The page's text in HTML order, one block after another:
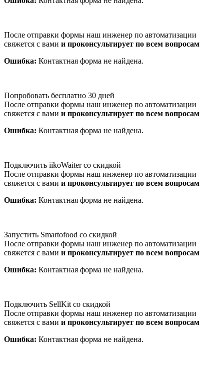
После отправки формы наш инженер по автоматизации
свяжется с вами и проконсультирует по всем вопросам
Ошибка: Контактная форма не найдена.
Попробовать бесплатно 30 дней
После отправки формы наш инженер по автоматизации
свяжется с вами и проконсультирует по всем вопросам
Ошибка: Контактная форма не найдена.
Подключить iikoWaiter со скидкой
После отправки формы наш инженер по автоматизации
свяжется с вами и проконсультирует по всем вопросам
Ошибка: Контактная форма не найдена.
Запустить Smartofood со скидкой
После отправки формы наш инженер по автоматизации
свяжется с вами и проконсультирует по всем вопросам
Ошибка: Контактная форма не найдена.
Подключить SellKit со скидкой
После отправки формы наш инженер по автоматизации
свяжется с вами и проконсультирует по всем вопросам
Ошибка: Контактная форма не найдена.